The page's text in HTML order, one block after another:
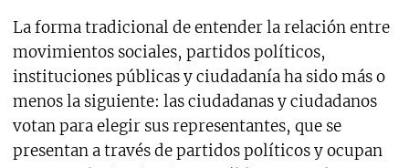
La forma tradicional de entender la relación entre
movimientos sociales, partidos políticos,
instituciones públicas y ciudadanía ha sido más o
menos la siguiente: las ciudadanas y ciudadanos
votan para elegir sus representantes, que se
presentan a través de partidos políticos y ocupan